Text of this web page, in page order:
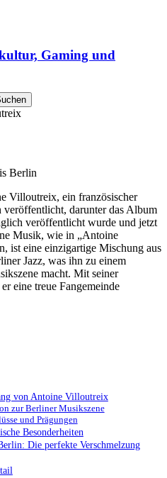
Gaming und
Villoutreix, ein französischer
darunter das Album
veröffentlicht wurde und jetzt
Musik, wie in „Antoine
ist eine einzigartige Mischung aus
Jazz, was ihn zu einem
macht. Mit seiner
eine treue Fangemeinde
von Antoine Villoutreix
zur Berliner Musikszene
und Prägungen
Besonderheiten
Die perfekte Verschmelzung